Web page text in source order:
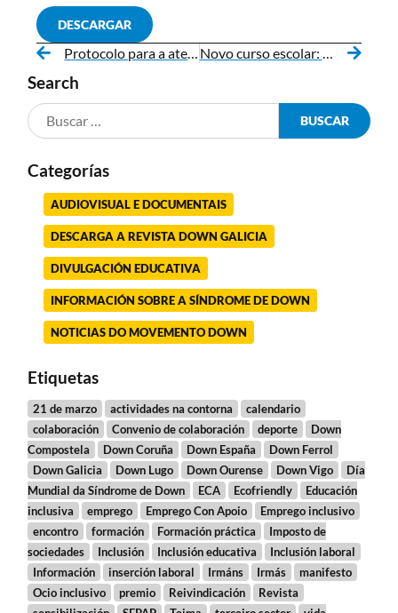
DESCARGAR
Search
Categorías
AUDIOVISUAL E DOCUMENTAIS
DESCARGA A REVISTA DOWN GALICIA
DIVULGACIÓN EDUCATIVA
INFORMACIÓN SOBRE A SÍNDROME DE DOWN
NOTICIAS DO MOVEMENTO DOWN
Etiquetas
21 de marzo actividades na contorna
calendario
colaboración
Convenio de colaboración deporte
Down
Compostela
Down Coruña Down España
Down Ferrol
Down Galicia
Down Lugo Down Ourense Down Vigo
Día
Mundial da Síndrome de Down
ECA Ecofriendly
Educación
inclusiva
emprego Emprego Con Apoio
Emprego inclusivo
encontro
formación Formación práctica
Imposto de
sociedades
Inclusión Inclusión educativa
Inclusión laboral
Información
inserción laboral Irmáns Irmás
manifesto
Ocio inclusivo
premio Reivindicación
Revista